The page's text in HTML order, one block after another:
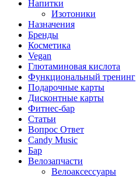
Напитки
Изотоники
Назначения
Бренды
Косметика
Vegan
Глютаминовая кислота
Функциональный тренинг
Подарочные карты
Дисконтные карты
Фитнес-бар
Статьи
Вопрос Ответ
Candy Music
Бар
Велозапчасти
Велоаксессуары